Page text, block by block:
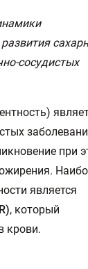
сосудистых
при
является
, который
крови.